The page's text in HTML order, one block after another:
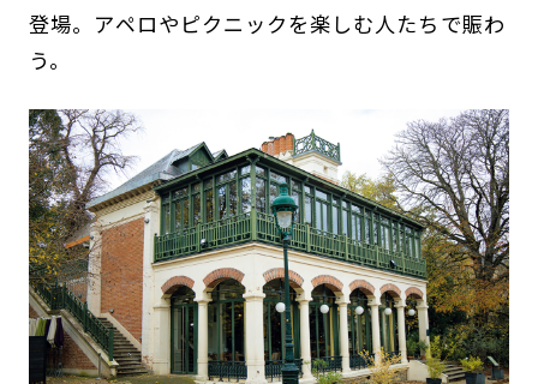
登場。アペロやピクニックを楽しむ人たちで賑わ
う。